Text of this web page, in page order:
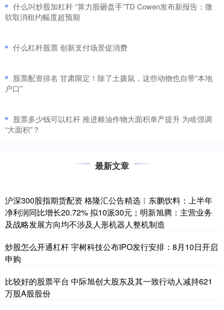
​什么叫炒股加杠杆 “算力股砸盘手”TD Cowen发布新报告：微
软取消租约幅度超预期
​什么杠杆股票 创新支付场景促消费
​股票配资排名 甘肃限定！除了土拨鼠，这些动物也自带“本地
户口”
​股票多少钱可以杠杆 推进粮油作物大面积单产提升 为啥强调
“大面积”？
最新文章
沪深300股指期货配资 格隆汇公告精选︱东鹏饮料：上半年
净利润同比增长20.72% 拟10派30元；明新旭腾：主营业务
及战略发展方向均不涉及人形机器人整机制造
炒股怎么开通杠杆 宇树科技公布IPO发行安排：8月10日开启
申购
比较好的股票平台 中际旭创大股东及其一致行动人减持621
万股A股股份